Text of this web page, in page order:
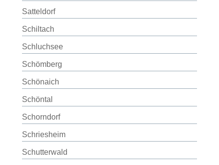
Satteldorf
Schiltach
Schluchsee
Schömberg
Schönaich
Schöntal
Schorndorf
Schriesheim
Schutterwald